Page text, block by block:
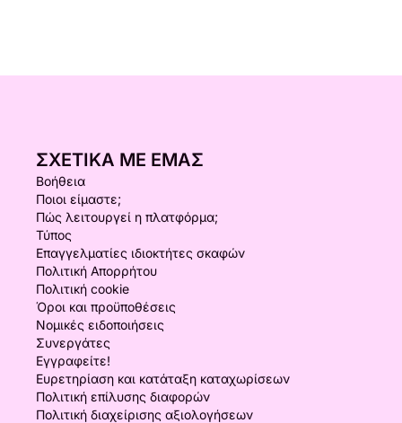
ΣΧΕΤΙΚΆ ΜΕ ΕΜΆΣ
Βοήθεια
Ποιοι είμαστε;
Πώς λειτουργεί η πλατφόρμα;
Τύπος
Επαγγελματίες ιδιοκτήτες σκαφών
Πολιτική Απορρήτου
Πολιτική cookie
Όροι και προϋποθέσεις
Νομικές ειδοποιήσεις
Συνεργάτες
Εγγραφείτε!
Ευρετηρίαση και κατάταξη καταχωρίσεων
Πολιτική επίλυσης διαφορών
Πολιτική διαχείρισης αξιολογήσεων